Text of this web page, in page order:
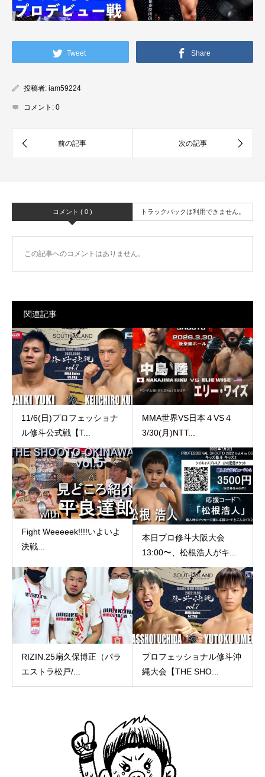
Tweet Share
投稿者: iam59224
コメント: 0
コメント ( 0 ) トラックバックは利用できません。
この記事へのコメントはありません。
関連記事
11/6(日)プロフェッショナ
ル修斗公式戦【T...
MMA世界VS日本４VS４
3/30(月)NTT...
Fight Weeeeek!!!!いよいよ
決戦...
本日プロ修斗大阪大会
13:00〜、松根浩人がキ...
RIZIN.25扇久保博正（パラ
エストラ松戸/...
プロフェッショナル修斗沖
縄大会【THE SHO...